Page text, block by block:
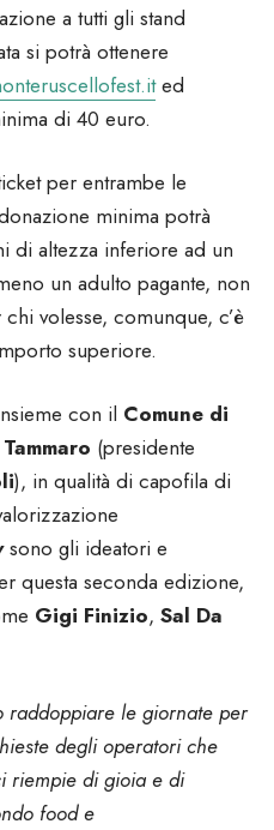
a tutti gli stand
si potrà ottenere
ed
di 40 euro.
per entrambe le
minima potrà
di altezza inferiore ad un
un adulto pagante, non
volesse, comunque, c’è
superiore.
con il Comune di
(presidente
), in qualità di capofila di
sono gli ideatori e
questa seconda edizione,
Gigi Finizio, Sal Da
raddoppiare le giornate per
degli operatori che
riempie di gioia e di
food e